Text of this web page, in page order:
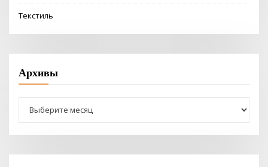
Текстиль
Архивы